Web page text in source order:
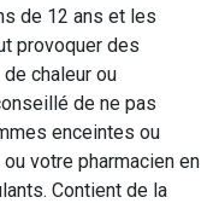
de 12 ans et les
provoquer des
chaleur ou
de ne pas
enceintes ou
votre pharmacien en
Contient de la